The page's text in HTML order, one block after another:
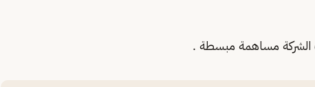
الشركة مساهمة مبسطة .